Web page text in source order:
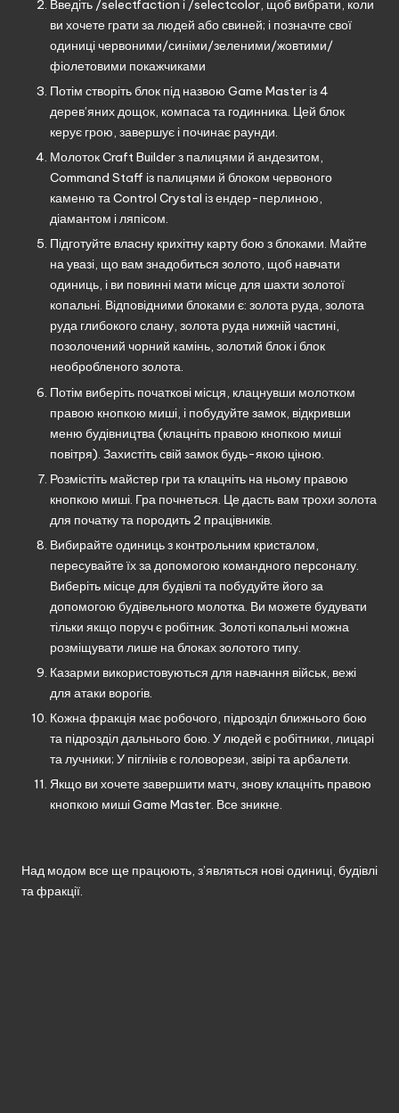
Введіть /selectfaction і /selectcolor, щоб вибрати, коли
ви хочете грати за людей або свиней; і позначте свої
одиниці червоними/синіми/зеленими/жовтими/
фіолетовими покажчиками
Потім створіть блок під назвою Game Master із 4
дерев’яних дощок, компаса та годинника. Цей блок
керує грою, завершує і починає раунди.
Молоток Craft Builder з палицями й андезитом,
Command Staff із палицями й блоком червоного
каменю та Control Crystal із ендер-перлиною,
діамантом і ляпісом.
Підготуйте власну крихітну карту бою з блоками. Майте
на увазі, що вам знадобиться золото, щоб навчати
одиниць, і ви повинні мати місце для шахти золотої
копальні. Відповідними блоками є: золота руда, золота
руда глибокого слану, золота руда нижній частині,
позолочений чорний камінь, золотий блок і блок
необробленого золота.
Потім виберіть початкові місця, клацнувши молотком
правою кнопкою миші, і побудуйте замок, відкривши
меню будівництва (клацніть правою кнопкою миші
повітря). Захистіть свій замок будь-якою ціною.
Розмістіть майстер гри та клацніть на ньому правою
кнопкою миші. Гра почнеться. Це дасть вам трохи золота
для початку та породить 2 працівників.
Вибирайте одиниць з контрольним кристалом,
пересувайте їх за допомогою командного персоналу.
Виберіть місце для будівлі та побудуйте його за
допомогою будівельного молотка. Ви можете будувати
тільки якщо поруч є робітник. Золоті копальні можна
розміщувати лише на блоках золотого типу.
Казарми використовуються для навчання військ, вежі
для атаки ворогів.
Кожна фракція має робочого, підрозділ ближнього бою
та підрозділ дальнього бою. У людей є робітники, лицарі
та лучники; У піглінів є головорези, звірі та арбалети.
Якщо ви хочете завершити матч, знову клацніть правою
кнопкою миші Game Master. Все зникне.
Над модом все ще працюють, з’являться нові одиниці, будівлі
та фракції.